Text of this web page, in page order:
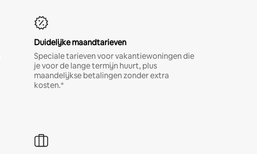
Duidelijke maandtarieven
Speciale tarieven voor vakantiewoningen die
je voor de lange termijn huurt, plus
maandelijkse betalingen zonder extra
kosten.*